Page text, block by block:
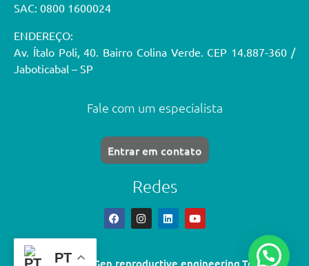
SAC: 0800 1600024
ENDEREÇO:
Av. Ítalo Poli, 40. Bairro Colina Verde. CEP 14.887-360 /
Jaboticabal – SP
Fale com um especialista
Entrar em contato
Redes
PT